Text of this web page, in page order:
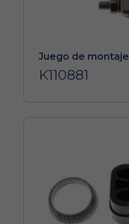
Juego de montaje
K110881